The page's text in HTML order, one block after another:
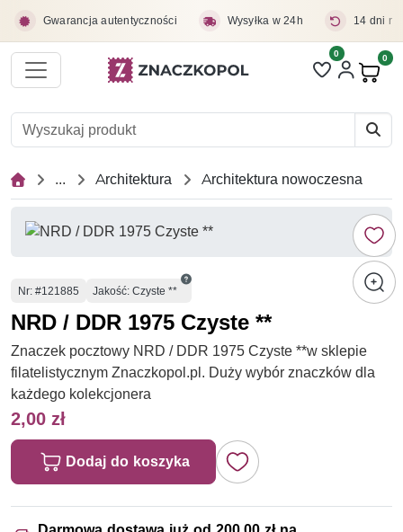
Gwarancja autentyczności Wysyłka w 24h 14 dni
Liczba pozycji
0 0
... Architektura Architektura nowoczesna
Numer
Nr: #121885 Jakość: Czyste **
NRD / DDR 1975 Czyste **
Znaczek pocztowy NRD / DDR 1975 Czyste **w sklepie
filatelistycznym Znaczkopol.pl. Duży wybór znaczków dla
każdego kolekcjonera
2,00 zł
Dodaj do koszyka